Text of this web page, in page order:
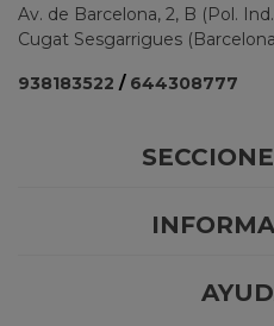
Av. de Barcelona, 2, B (Pol.
Cugat Sesgarrigues
938183522 / 644308777